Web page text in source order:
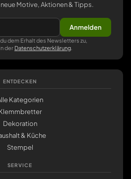
Motive, Aktionen & Tipps.
Anmelden
dem Erhalt des Newsletters zu,
der Datenschutzerklärung
ENTDECKEN
Kategorien
Dekoration
& Küche
Stempel
SERVICE